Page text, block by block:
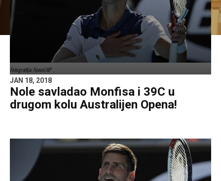
Fotografija: Fonet/AP
JAN 18, 2018
Nole savladao Monfisa i 39C u
drugom kolu Australijen Opena!